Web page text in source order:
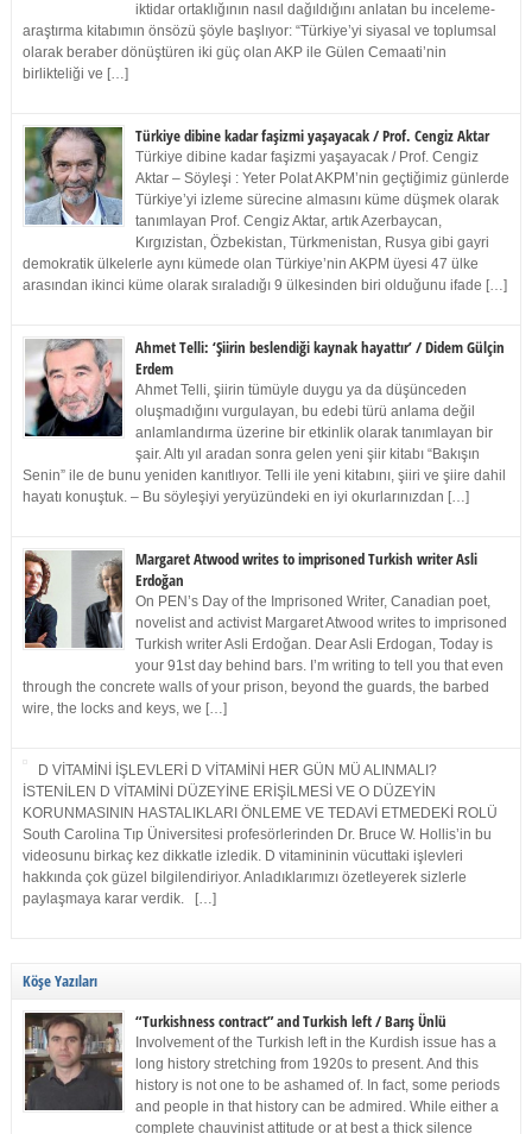
iktidar ortaklığının nasıl dağıldığını anlatan bu inceleme-
araştırma kitabımın önsözü şöyle başlıyor: “Türkiye’yi siyasal ve toplumsal
olarak beraber dönüştüren iki güç olan AKP ile Gülen Cemaati’nin
birlikteliği ve […]
Türkiye dibine kadar faşizmi yaşayacak / Prof. Cengiz Aktar
Türkiye dibine kadar faşizmi yaşayacak / Prof. Cengiz
Aktar – Söyleşi : Yeter Polat AKPM’nin geçtiğimiz günlerde
Türkiye’yi izleme sürecine almasını küme düşmek olarak
tanımlayan Prof. Cengiz Aktar, artık Azerbaycan,
Kırgızistan, Özbekistan, Türkmenistan, Rusya gibi gayri
demokratik ülkelerle aynı kümede olan Türkiye’nin AKPM üyesi 47 ülke
arasından ikinci küme olarak sıraladığı 9 ülkesinden biri olduğunu ifade […]
Ahmet Telli: ‘Şiirin beslendiği kaynak hayattır’ / Didem Gülçin
Erdem
Ahmet Telli, şiirin tümüyle duygu ya da düşünceden
oluşmadığını vurgulayan, bu edebi türü anlama değil
anlamlandırma üzerine bir etkinlik olarak tanımlayan bir
şair. Altı yıl aradan sonra gelen yeni şiir kitabı “Bakışın
Senin” ile de bunu yeniden kanıtlıyor. Telli ile yeni kitabını, şiiri ve şiire dahil
hayatı konuştuk. – Bu söyleşiyi yeryüzündeki en iyi okurlarınızdan […]
Margaret Atwood writes to imprisoned Turkish writer Asli
Erdoğan
On PEN’s Day of the Imprisoned Writer, Canadian poet,
novelist and activist Margaret Atwood writes to imprisoned
Turkish writer Asli Erdoğan. Dear Asli Erdogan, Today is
your 91st day behind bars. I’m writing to tell you that even
through the concrete walls of your prison, beyond the guards, the barbed
wire, the locks and keys, we […]
D VİTAMİNİ İŞLEVLERİ D VİTAMİNİ HER GÜN MÜ ALINMALI?
İSTENİLEN D VİTAMİNİ DÜZEYİNE ERİŞİLMESİ VE O DÜZEYİN
KORUNMASININ HASTALIKLARI ÖNLEME VE TEDAVİ ETMEDEKİ ROLÜ
South Carolina Tıp Üniversitesi profesörlerinden Dr. Bruce W. Hollis’in bu
videosunu birkaç kez dikkatle izledik. D vitamininin vücuttaki işlevleri
hakkında çok güzel bilgilendiriyor. Anladıklarımızı özetleyerek sizlerle
paylaşmaya karar verdik. […]
Köşe Yazıları
“Turkishness contract” and Turkish left / Barış Ünlü
Involvement of the Turkish left in the Kurdish issue has a
long history stretching from 1920s to present. And this
history is not one to be ashamed of. In fact, some periods
and people in that history can be admired. While either a
complete chauvinist attitude or at best a thick silence